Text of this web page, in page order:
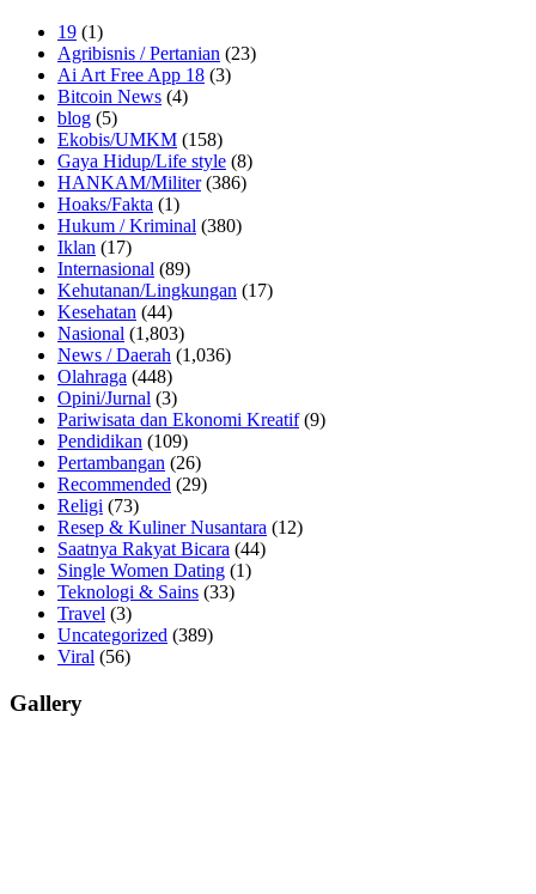
19 (1)
Agribisnis / Pertanian (23)
Ai Art Free App 18 (3)
Bitcoin News (4)
blog (5)
Ekobis/UMKM (158)
Gaya Hidup/Life style (8)
HANKAM/Militer(386)
Hoaks/Fakta (1)
Hukum / Kriminal (380)
Iklan (17)
Internasional (89)
Kehutanan/Lingkungan (17)
Kesehatan (44)
Nasional (1,803)
News / Daerah (1,036)
Olahraga (448)
Opini/Jurnal (3)
Pariwisata dan Ekonomi Kreatif(9)
Pendidikan (109)
Pertambangan (26)
Recommended (29)
Religi (73)
Resep & Kuliner Nusantara (12)
Saatnya Rakyat Bicara (44)
Single Women Dating (1)
Teknologi & Sains (33)
Travel (3)
Uncategorized (389)
Viral (56)
Gallery